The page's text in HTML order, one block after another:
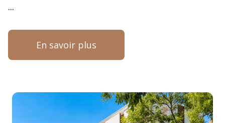
...
En savoir plus